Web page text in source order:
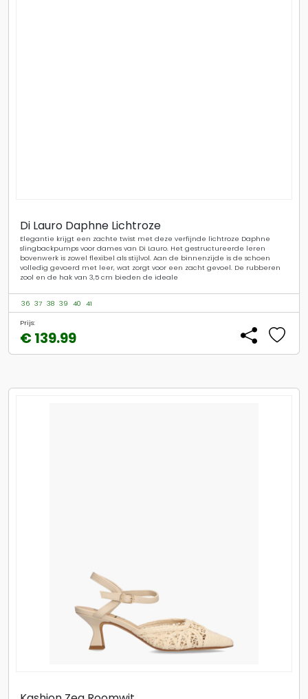
Di Lauro Daphne Lichtroze
Elegantie krijgt een zachte twist met deze verfijnde lichtroze Daphne
slingbackpumps voor dames van Di Lauro. Het gestructureerde leren
bovenwerk is zowel flexibel als stijlvol. Aan de binnenzijde is de schoen
volledig gevoerd met leer, wat zorgt voor een zacht gevoel. De rubberen
zool en de hak van 3,5 cm bieden de ideale
36 37 38 39 40 41
Prijs:
€ 139.99